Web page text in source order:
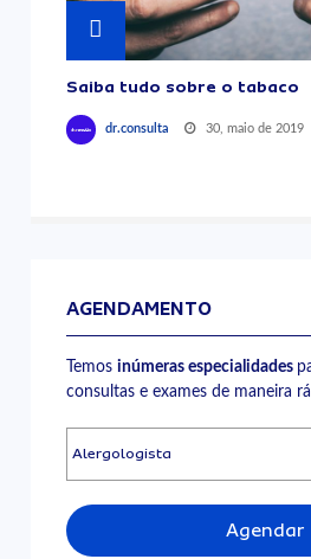
Saiba tudo sobre o tabaco
dr.consulta 30, maio de 2019
AGENDAMENTO
Temosinúmeras especialidades
consultas e exames de maneira
Agendar